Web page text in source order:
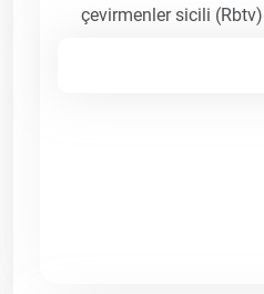
çevirmenler sicili (Rbtv)